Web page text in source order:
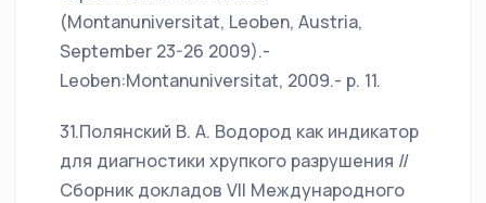
(Montanuniversitat, Leoben, Austria,
September 23-26 2009).-
Leoben:Montanuniversitat, 2009.- p. 11.
31.Полянский В. А. Водород как индикатор
для диагностики хрупкого разрушения //
Сборник докладов VII Международного